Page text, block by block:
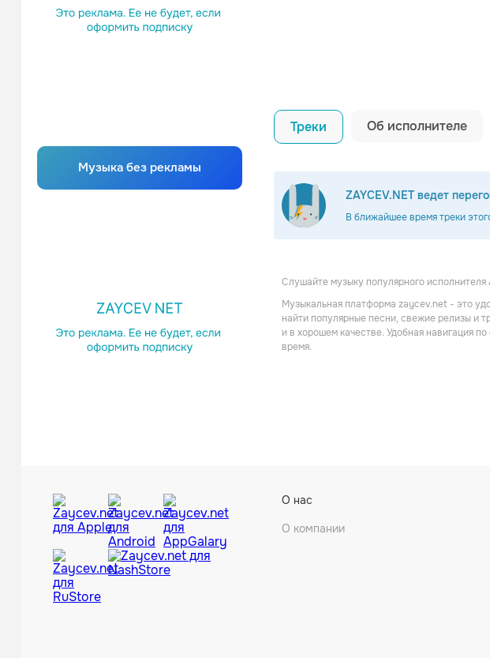
Музыка без рекламы
Треки Об исполнителе
ZAYCEV.NET ведет
В ближайшее время треки
Слушайте музыку популярного
Музыкальная платформа zaycev.net - это
найти популярные песни, свежие релизы и
и в хорошем качестве. Удобная навигация
время.
О нас
О компании